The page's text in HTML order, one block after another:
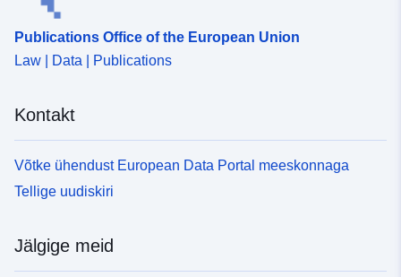
Publications Office of the European Union
Law | Data | Publications
Kontakt
Võtke ühendust European Data Portal meeskonnaga
Tellige uudiskiri
Jälgige meid